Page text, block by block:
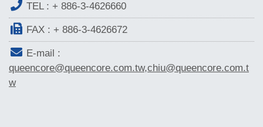
TEL : + 886-3-4626660
FAX : + 886-3-4626672
E-mail :
queencore@queencore.com.tw,chiu@queencore.com.t
w